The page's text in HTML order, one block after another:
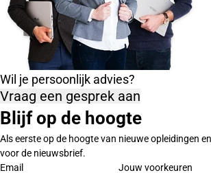
Wil je persoonlijk advies?
Vraag een gesprek aan
Blijf op de hoogte
Als eerste op de hoogte van nieuwe opleidingen
voor de nieuwsbrief.
Email
Jouw voorkeuren